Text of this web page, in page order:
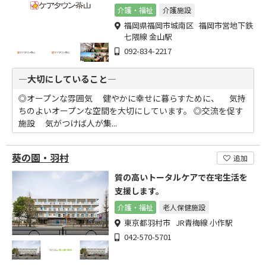
介護・福祉 介護施設
福岡県福岡市城南区 福岡市営地下鉄
七隈線 金山駅
092-834-2217
―大切にしていること―
◎オープンな雰囲気 健やかに幸せに暮らすために、 気持
ちのよいオープンな空間を大切にしています。 ◎交流を促す
施設 気がつけば人が集...
葵の園・羽村 追加
質の高いトータルケアで在宅生活を
支援します。
介護・福祉 老人保健施設
東京都羽村市 JR青梅線 小作駅
042-570-5701